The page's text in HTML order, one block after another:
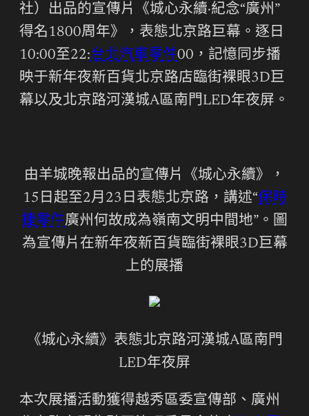
社）出品的宣傳片《城心永續·紀念“廣州”
得名1800周年》，表態北京路巨幕。逐日
10:00至22:台北汽車零件00，記憶同步播
映于新年夜新百貨北京路店臨街裸眼3D巨
幕以及北京路河漢城A區南門LED年夜屏。
由羊城晚報出品的宣傳片《城心永續》，
15日起至2月23日表態北京路，講述“保時
捷零件廣州何故成為嶺南文明中間地”。圖
為宣傳片在新年夜新百貨臨街裸眼3D巨幕
上的展播
《城心永續》表態北京路河漢城A區南門
LED年夜屏
本次展播活動獲得越秀區委宣傳部、廣州